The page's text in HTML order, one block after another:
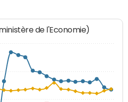
de l'Economie)